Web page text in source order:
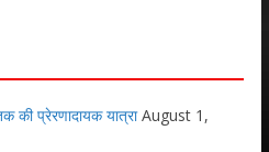
की प्रेरणादायक यात्रा August 1,